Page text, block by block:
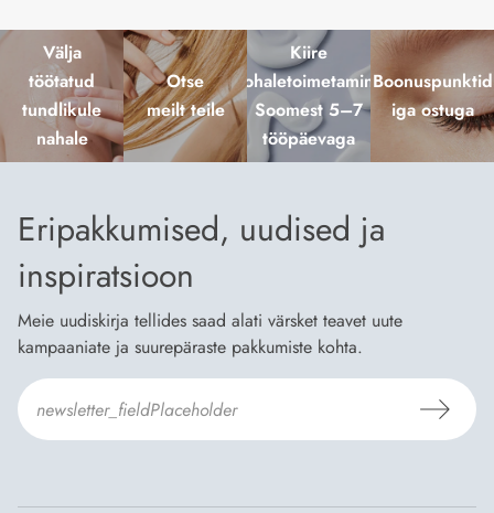
Välja
töötatud
tundlikule
nahale
Otse
meilt teile
Kiire
kohaletoimetamine
Soomest 5–7
tööpäevaga
Boonuspunktid
iga ostuga
Eripakkumised, uudised ja
inspiratsioon
Meie uudiskirja tellides saad alati värsket teavet uute
kampaaniate ja suurepäraste pakkumiste kohta.